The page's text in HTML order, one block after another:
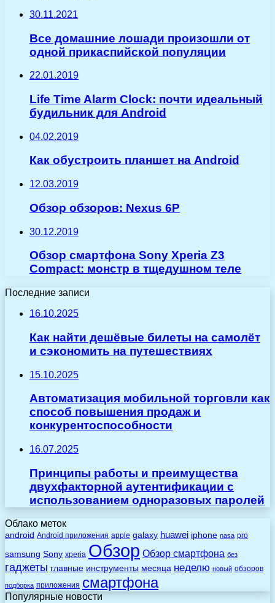
30.11.2021
Все домашние лошади произошли от
одной прикаспийской популяции
22.01.2019
Life Time Alarm Clock: почти идеальный
будильник для Android
04.02.2019
Как обустроить планшет на Android
12.03.2019
Обзор обзоров: Nexus 6P
30.12.2019
Обзор смартфона Sony Xperia Z3
Compact: монстр в тщедушном теле
Последние записи
16.10.2025
Как найти дешёвые билеты на самолёт
и сэкономить на путешествиях
15.10.2025
Автоматизация мобильной торговли как
способ повышения продаж и
конкурентоспособности
16.07.2025
Принципы работы и преимущества
двухфакторной аутентификации с
использованием одноразовых паролей
Облако меток
android Android приложения apple galaxy huawei iphone nasa pro
samsung Sony xperia Обзор Обзор смартфона без
гаджеты главные инструменты месяца неделю новый обзоров
подборка приложения смартфона
Популярные новости